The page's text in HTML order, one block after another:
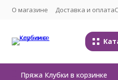
О магазине Доставка и оплата
Пряжа Клубки в корзинке